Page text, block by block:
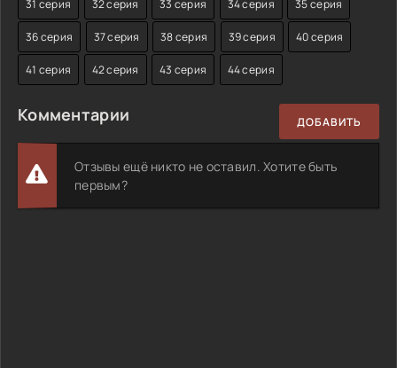
31 серия 32 серия 33 серия 34 серия 35 серия
36 серия 37 серия 38 серия 39 серия 40 серия
41 серия 42 серия 43 серия 44 серия
Комментарии ДОБАВИТЬ
Отзывы ещё никто не оставил. Хотите быть
первым?